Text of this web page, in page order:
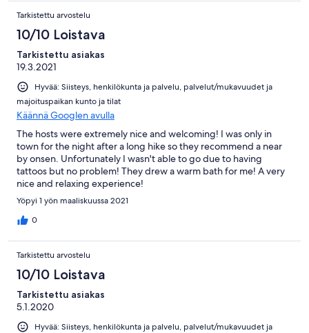
Tarkistettu arvostelu
10/10 Loistava
Tarkistettu asiakas
19.3.2021
Hyvää: Siisteys, henkilökunta ja palvelu, palvelut/mukavuudet ja
majoituspaikan kunto ja tilat
Käännä Googlen avulla
The hosts were extremely nice and welcoming! I was only in
town for the night after a long hike so they recommend a near
by onsen. Unfortunately I wasn't able to go due to having
tattoos but no problem! They drew a warm bath for me! A very
nice and relaxing experience!
Yöpyi 1 yön maaliskuussa 2021
0
Tarkistettu arvostelu
10/10 Loistava
Tarkistettu asiakas
5.1.2020
Hyvää: Siisteys, henkilökunta ja palvelu, palvelut/mukavuudet ja